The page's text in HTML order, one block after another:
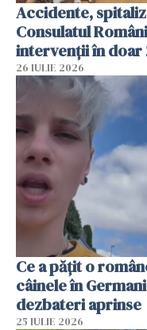
Accidente,
Consulatul
intervenții în doar
26 IULIE 2026
Ce a pățit o
câinele în
dezbateri aprinse
25 IULIE 2026